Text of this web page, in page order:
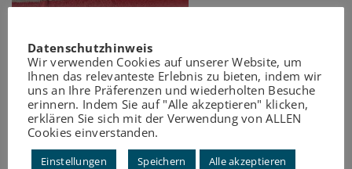
Datenschutzhinweis
Wir verwenden Cookies auf unserer Website, um
Ihnen das relevanteste Erlebnis zu bieten, indem wir
uns an Ihre Präferenzen und wiederholten Besuche
erinnern. Indem Sie auf "Alle akzeptieren" klicken,
erklären Sie sich mit der Verwendung von ALLEN
Cookies einverstanden.
Einstellungen Speichern Alle akzeptieren